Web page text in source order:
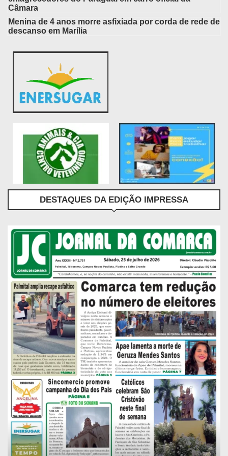
Câmara
Menina de 4 anos morre asfixiada por corda de rede de
descanso em Marília
DESTAQUES DA EDIÇÃO IMPRESSA